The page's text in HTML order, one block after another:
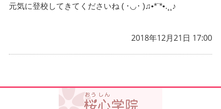
元気に登校してきてくださいね ( ･◡･ )♫•*¨*•.¸¸♪
2018年12月21日 17:00